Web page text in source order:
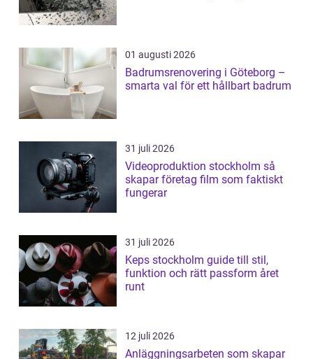
01 augusti 2026
Badrumsrenovering i Göteborg –
smarta val för ett hållbart badrum
31 juli 2026
Videoproduktion stockholm så
skapar företag film som faktiskt
fungerar
31 juli 2026
Keps stockholm guide till stil,
funktion och rätt passform året
runt
12 juli 2026
Anläggningsarbeten som skapar